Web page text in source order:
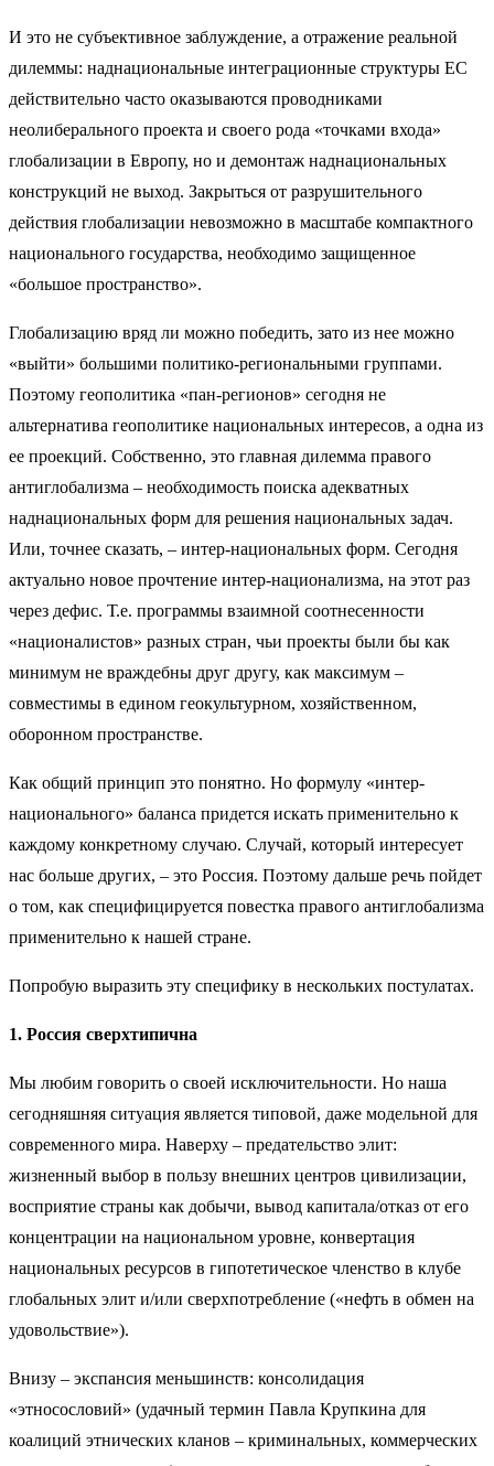
И это не субъективное заблуждение, а отражение реальной
дилеммы: наднациональные интеграционные структуры ЕС
действительно часто оказываются проводниками
неолиберального проекта и своего рода «точками входа»
глобализации в Европу, но и демонтаж наднациональных
конструкций не выход. Закрыться от разрушительного
действия глобализации невозможно в масштабе компактного
национального государства, необходимо защищенное
«большое пространство».
Глобализацию вряд ли можно победить, зато из нее можно
«выйти» большими политико-региональными группами.
Поэтому геополитика «пан-регионов» сегодня не
альтернатива геополитике национальных интересов, а одна из
ее проекций. Собственно, это главная дилемма правого
антиглобализма – необходимость поиска адекватных
наднациональных форм для решения национальных задач.
Или, точнее сказать, – интер-национальных форм. Сегодня
актуально новое прочтение интер-национализма, на этот раз
через дефис. Т.е. программы взаимной соотнесенности
«националистов» разных стран, чьи проекты были бы как
минимум не враждебны друг другу, как максимум –
совместимы в едином геокультурном, хозяйственном,
оборонном пространстве.
Как общий принцип это понятно. Но формулу «интер-
национального» баланса придется искать применительно к
каждому конкретному случаю. Случай, который интересует
нас больше других, – это Россия. Поэтому дальше речь пойдет
о том, как специфицируется повестка правого антиглобализма
применительно к нашей стране.
Попробую выразить эту специфику в нескольких постулатах.
1. Россия сверхтипична
Мы любим говорить о своей исключительности. Но наша
сегодняшняя ситуация является типовой, даже модельной для
современного мира. Наверху – предательство элит:
жизненный выбор в пользу внешних центров цивилизации,
восприятие страны как добычи, вывод капитала/отказ от его
концентрации на национальном уровне, конвертация
национальных ресурсов в гипотетическое членство в клубе
глобальных элит и/или сверхпотребление («нефть в обмен на
удовольствие»).
Внизу – экспансия меньшинств: консолидация
«этносословий» (удачный термин Павла Крупкина для
коалиций этнических кланов – криминальных, коммерческих